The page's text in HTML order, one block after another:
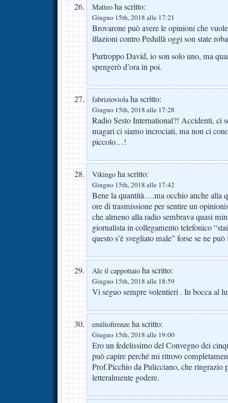
Matteo ha scritto:
Giugno 15th, 2018 alle 17:21
Brovarone può avere le opinioni che
illazioni contro Pedullà oggi son state
Purtroppo David, io son solo uno, ma
spengerò d’ora in poi.
fabrizioviolaha scritto:
Giugno 15th, 2018 alle 17:28
Radio Sesto International?! Accidenti, ci
magari ci siamo incrociati, ma non ci
piccolo…!
Vikingo ha scritto:
Giugno 15th, 2018 alle 17:42
Bene la quantità….ma occhio anche alla
ore di trasmissione per sentire un
che almeno alla radio sembrava quasi
giornalista in collegamento telefonico
questo s’è svegliato male” forse se ne
Ale il cappottaio ha scritto:
Giugno 15th, 2018 alle 18:59
Vi seguo sempre volentieri . In bocca al
emiliofirenze ha scritto:
Giugno 15th, 2018 alle 19:00
Ero un fedelissimo del Convegno dei
può capire perché mi ritrovo
Prof.Picchio da Pulicciano, che ringrazio
letteralmente godere.